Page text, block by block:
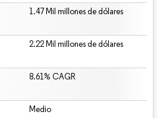
1.47 Mil millones de dólares
2.22 Mil millones de dólares
8.61% CAGR
Medio